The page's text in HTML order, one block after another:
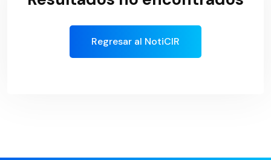
Regresar al NotiCIR